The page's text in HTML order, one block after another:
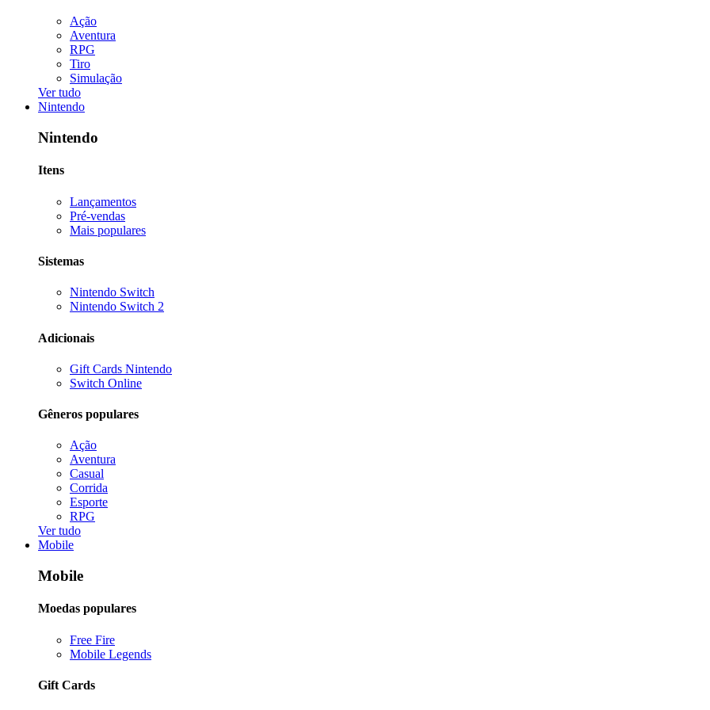
Ação
Aventura
RPG
Tiro
Simulação
Ver tudo
Nintendo
Nintendo
Itens
Lançamentos
Pré-vendas
Mais populares
Sistemas
Nintendo Switch
Nintendo Switch 2
Adicionais
Gift Cards Nintendo
Switch Online
Gêneros populares
Ação
Aventura
Casual
Corrida
Esporte
RPG
Ver tudo
Mobile
Mobile
Moedas populares
Free Fire
Mobile Legends
Gift Cards